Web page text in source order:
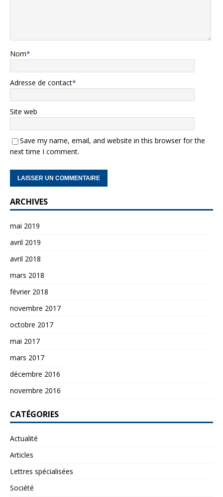
Nom*
Adresse de contact*
Site web
Save my name, email, and website in this browser for the
next time I comment.
ARCHIVES
mai 2019
avril 2019
avril 2018
mars 2018
février 2018
novembre 2017
octobre 2017
mai 2017
mars 2017
décembre 2016
novembre 2016
CATÉGORIES
Actualité
Articles
Lettres spécialisées
Société